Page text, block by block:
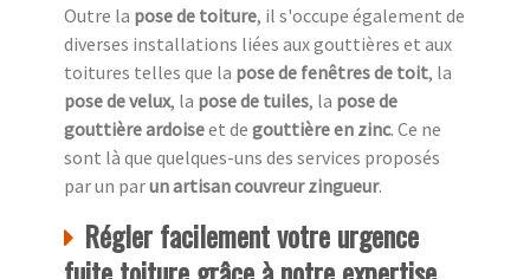
Outre la pose de toiture, il s'occupe également de
diverses installations liées aux gouttières et aux
toitures telles que la pose de fenêtres de toit, la
pose de velux, la pose de tuiles, la pose de
gouttière ardoiseet de gouttière en zinc. Ce ne
sont là que quelques-uns des services proposés
par un parun artisan couvreur zingueur.
Régler facilement votre urgence